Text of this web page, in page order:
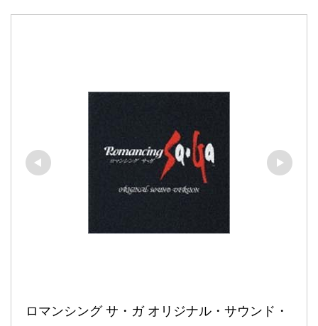
ロマンシング サ・ガ オリジナル・サウンド・